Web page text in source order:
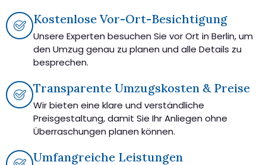
Kostenlose Vor-Ort-Besichtigung
Unsere Experten besuchen Sie vor Ort in Berlin, um
den Umzug genau zu planen und alle Details zu
besprechen.
Transparente Umzugskosten & Preise
Wir bieten eine klare und verständliche
Preisgestaltung, damit Sie Ihr Anliegen ohne
Überraschungen planen können.
Umfangreiche Leistungen